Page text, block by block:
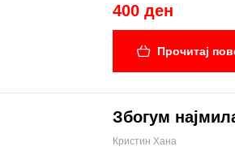
400 ден
Прочитај
Збогум
Кристин Хана